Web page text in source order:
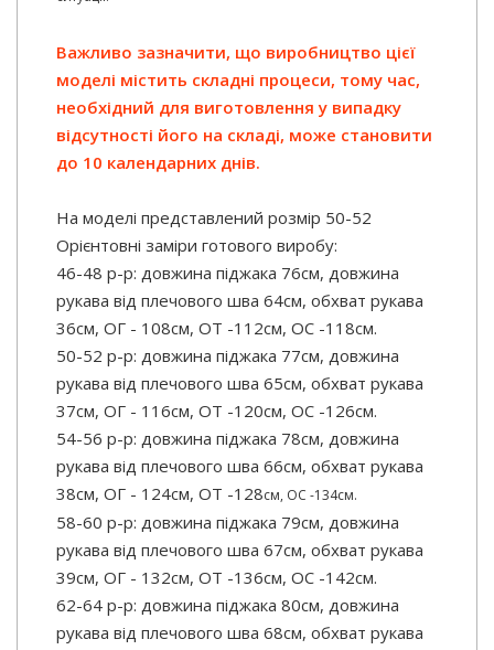
Важливо зазначити, що виробництво цієї
моделі містить складні процеси, тому час,
необхідний для виготовлення у випадку
відсутності його на складі, може становити
до 10 календарних днів.
На моделі представлений розмір 50-52
Орієнтовні заміри готового виробу:
46-48 р-р: довжина піджака 76см, довжина
рукава від плечового шва 64см, обхват рукава
36см, ОГ - 108см, ОТ -112см, OC -118см.
50-52 р-р: довжина піджака 77см, довжина
рукава від плечового шва 65см, обхват рукава
37см, ОГ - 116см, ОТ -120см, OC -126см.
54-56 р-р: довжина піджака 78см, довжина
рукава від плечового шва 66см, обхват рукава
38см, ОГ - 124см, ОТ -128см, OC -134см.
58-60 р-р: довжина піджака 79см, довжина
рукава від плечового шва 67см, обхват рукава
39см, ОГ - 132см, ОТ -136см, OC -142см.
62-64 р-р: довжина піджака 80см, довжина
рукава від плечового шва 68см, обхват рукава